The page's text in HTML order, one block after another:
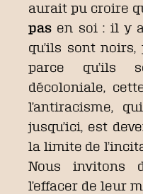
aurait pu croire
pas en soi : il y
qu’ils sont
parce qu’ils
décoloniale,
l’antiracisme,
jusqu’ici, est
la limite de
Nous invitons
l’effacer de leur